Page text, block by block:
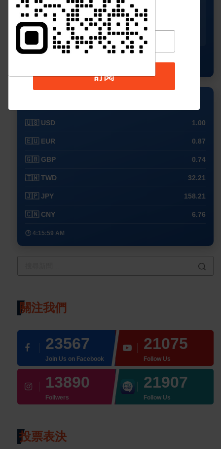
🌥️
26°
🌥️
25°
21°
☀️
27°
22°
☀️
27°
🇺🇸 USD 1.00
🇪🇺 EUR 0.87
🇬🇧 GBP 0.74
🇹🇼 TWD 32.21
🇯🇵 JPY 158.21
🇨🇳 CNY 6.76
🕒 4:15:59 AM
關注我們
23567
Join Us on Facebook
21075
Follow Us
13890
Follwers
21907
Follow Us
投票表決
訂閱